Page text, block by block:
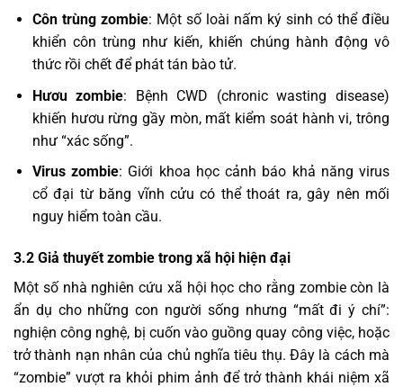
Côn trùng zombie: Một số loài nấm ký sinh có thể điều
khiển côn trùng như kiến, khiến chúng hành động vô
thức rồi chết để phát tán bào tử.
Hươu zombie: Bệnh CWD (chronic wasting disease)
khiến hươu rừng gầy mòn, mất kiểm soát hành vi, trông
như “xác sống”.
Virus zombie: Giới khoa học cảnh báo khả năng virus
cổ đại từ băng vĩnh cửu có thể thoát ra, gây nên mối
nguy hiểm toàn cầu.
3.2 Giả thuyết zombie trong xã hội hiện đại
Một số nhà nghiên cứu xã hội học cho rằng zombie còn là
ẩn dụ cho những con người sống nhưng “mất đi ý chí”:
nghiện công nghệ, bị cuốn vào guồng quay công việc, hoặc
trở thành nạn nhân của chủ nghĩa tiêu thụ. Đây là cách mà
“zombie” vượt ra khỏi phim ảnh để trở thành khái niệm xã